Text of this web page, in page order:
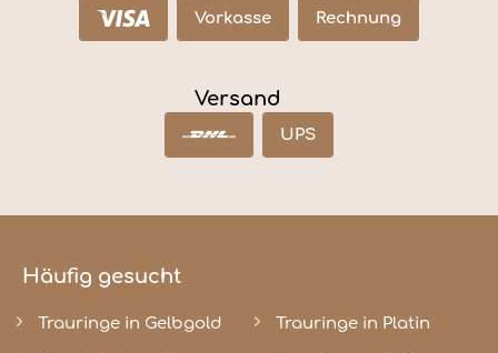
Vorkasse Rechnung
Versand
UPS
Häufig gesucht
Trauringe in Gelbgold Trauringe in Platin